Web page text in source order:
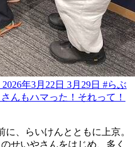
年3月22日 3月29日 #らぶ
んもハマった！それって！
に、らいけんとともに上京。
せいやさんをはじめ、多く